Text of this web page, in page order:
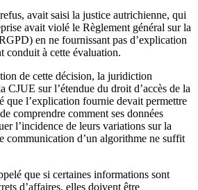
avait saisi la justice autrichienne, qui
avait violé le Règlement général sur la
en ne fournissant pas d’explication
conduit à cette évaluation.
de cette décision, la juridiction
CJUE sur l’étendue du droit d’accès de la
que l’explication fournie devait permettre
comprendre comment ses données
l’incidence de leurs variations sur la
communication d’un algorithme ne suffit
que si certaines informations sont
d’affaires, elles doivent être